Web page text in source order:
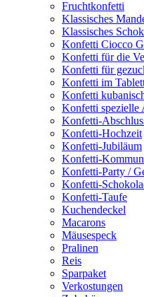
Fruchtkonfetti
Klassisches
Klassisches
Konfetti Ciocco
Konfetti für die
Konfetti für
Konfetti im
Konfetti
Konfetti spezielle
Konfetti-
Konfetti-Hochzeit
Konfetti-Jubiläum
Konfetti-
Konfetti-Party /
Konfetti-
Konfetti-Taufe
Kuchendeckel
Macarons
Mäusespeck
Pralinen
Reis
Sparpaket
Verkostungen